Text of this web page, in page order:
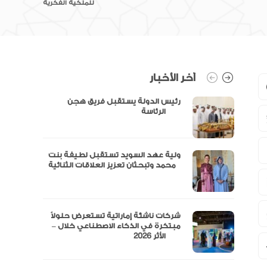
للملكية الفكرية
آخر الأخبار
رئيس الدولة يستقبل فريق هجن
ولية عهد السويد تستقبل لطيفة بنت
شركات ناشئة إماراتية تستعرض حلولاً
مبتكرة في الذكاء الاصطناعي خلال –